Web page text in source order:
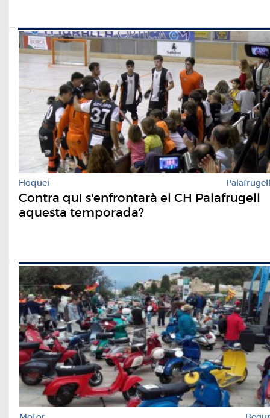
Hoquei Palafrugell
Contra qui s'enfrontarà el CH Palafrugell
aquesta temporada?